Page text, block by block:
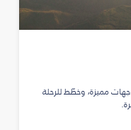
مميزة، وخطّط للرحلة